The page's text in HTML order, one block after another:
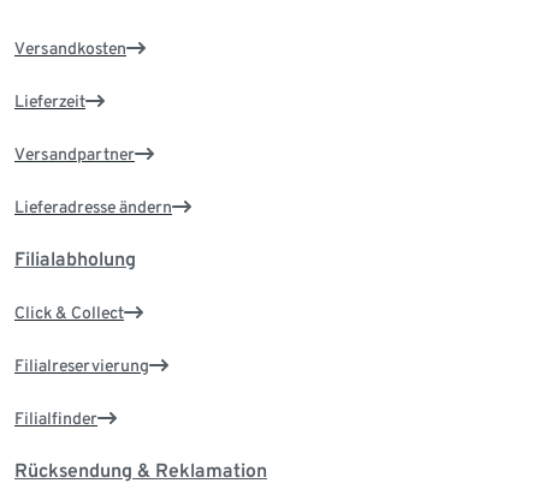
Versandkosten
Lieferzeit
Versandpartner
Lieferadresse ändern
Filialabholung
Click & Collect
Filialreservierung
Filialfinder
Rücksendung & Reklamation